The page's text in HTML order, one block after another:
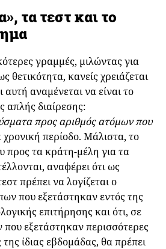
τα τεστ και το
γραμμές, μιλώντας για
θετικότητα, κανείς χρειάζεται
αυτή αναμένεται να είναι το
απλής διαίρεσης:
προς αριθμός ατόμων που
χρονική περίοδο. Μάλιστα, το
προς τα κράτη-μέλη για τα
αναφέρει ότι ως
πρέπει να λογίζεται ο
που εξετάστηκαν εντός της
επιτήρησης και ότι, σε
που εξετάστηκαν περισσότερες
ίδιας εβδομάδας, θα πρέπει